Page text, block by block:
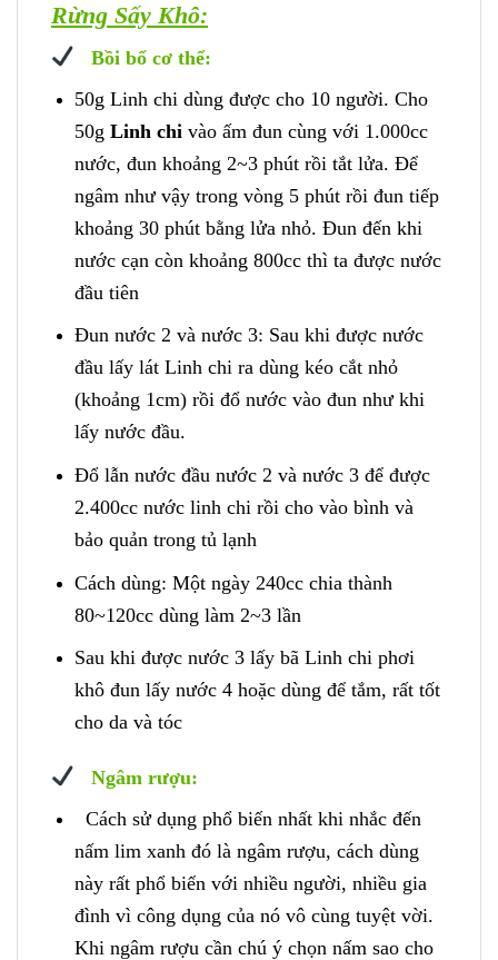
Rừng Sấy Khô:
Bồi bổ cơ thể:
50g Linh chi dùng được cho 10 người. Cho
50g Linh chi vào ấm đun cùng với 1.000cc
nước, đun khoảng 2~3 phút rồi tắt lửa. Để
ngâm như vậy trong vòng 5 phút rồi đun tiếp
khoảng 30 phút bằng lửa nhỏ. Đun đến khi
nước cạn còn khoảng 800cc thì ta được nước
đầu tiên
Đun nước 2 và nước 3: Sau khi được nước
đầu lấy lát Linh chi ra dùng kéo cắt nhỏ
(khoảng 1cm) rồi đổ nước vào đun như khi
lấy nước đầu.
Đổ lẫn nước đầu nước 2 và nước 3 để được
2.400cc nước linh chi rồi cho vào bình và
bảo quản trong tủ lạnh
Cách dùng: Một ngày 240cc chia thành
80~120cc dùng làm 2~3 lần
Sau khi được nước 3 lấy bã Linh chi phơi
khô đun lấy nước 4 hoặc dùng để tắm, rất tốt
cho da và tóc
Ngâm rượu:
Cách sử dụng phổ biến nhất khi nhắc đến
nấm lim xanh đó là ngâm rượu, cách dùng
này rất phổ biến với nhiều người, nhiều gia
đình vì công dụng của nó vô cùng tuyệt vời.
Khi ngâm rượu cần chú ý chọn nấm sao cho